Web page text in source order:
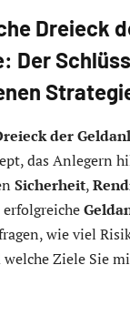
Dreieck
Der
der
das Anlegern
Sicherheit,
wie viel
Ziele Sie